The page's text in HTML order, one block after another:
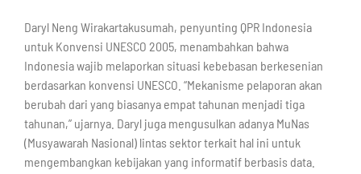
Daryl Neng Wirakartakusumah, penyunting QPR Indonesia
untuk Konvensi UNESCO 2005, menambahkan bahwa
Indonesia wajib melaporkan situasi kebebasan berkesenian
berdasarkan konvensi UNESCO. “Mekanisme pelaporan akan
berubah dari yang biasanya empat tahunan menjadi tiga
tahunan,” ujarnya. Daryl juga mengusulkan adanya MuNas
(Musyawarah Nasional) lintas sektor terkait hal ini untuk
mengembangkan kebijakan yang informatif berbasis data.